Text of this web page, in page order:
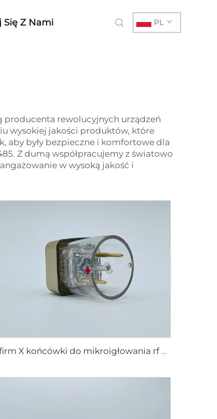
Się Z Nami PL
producenta rewolucyjnych urządzeń
wysokiej jakości produktów, które
aby były bezpieczne i komfortowe dla
Z dumą współpracujemy z światowo
w wysoką jakość i
Sylfirm X końcówki do mikroigłowania rf X-25